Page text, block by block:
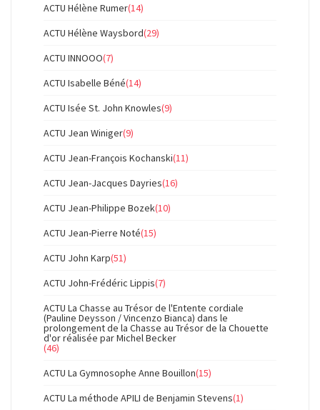
ACTU Hélène Rumer(14)
ACTU Hélène Waysbord(29)
ACTU INNOOO(7)
ACTU Isabelle Béné(14)
ACTU Isée St. John Knowles(9)
ACTU Jean Winiger(9)
ACTU Jean-François Kochanski(11)
ACTU Jean-Jacques Dayries(16)
ACTU Jean-Philippe Bozek(10)
ACTU Jean-Pierre Noté(15)
ACTU John Karp(51)
ACTU John-Frédéric Lippis(7)
ACTU La Chasse au Trésor de l'Entente cordiale
(Pauline Deysson / Vincenzo Bianca) dans le
prolongement de la Chasse au Trésor de la Chouette
d'or réalisée par Michel Becker
(46)
ACTU La Gymnosophe Anne Bouillon(15)
ACTU La méthode APILI de Benjamin Stevens(1)